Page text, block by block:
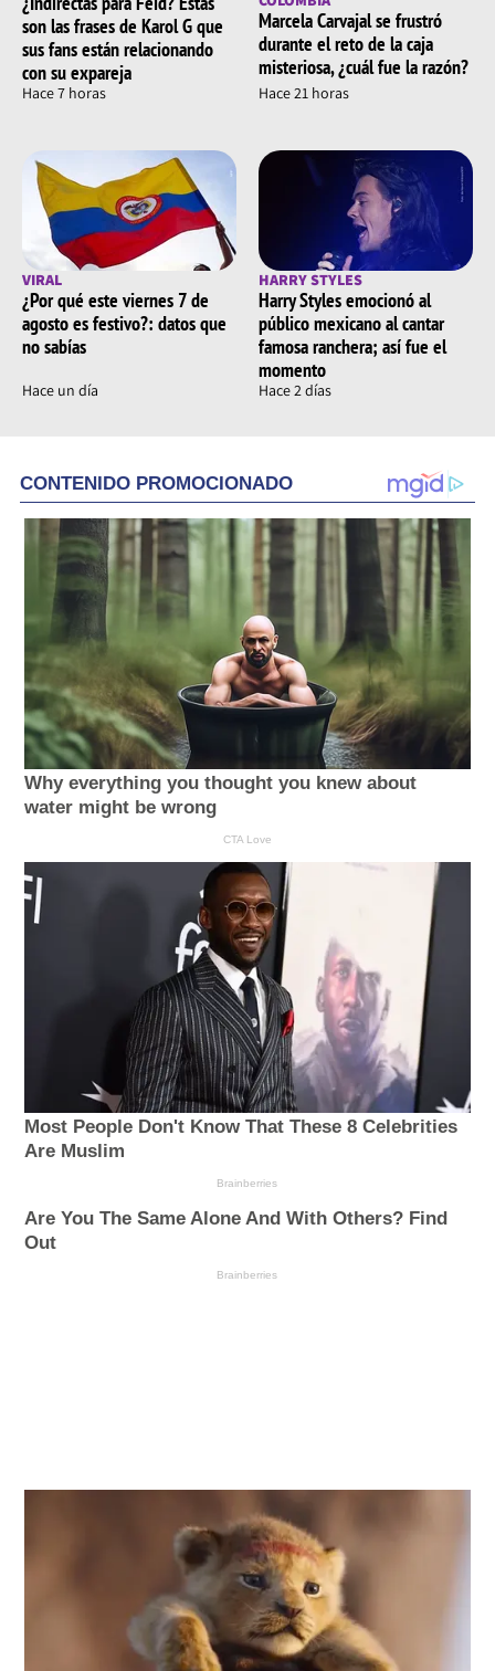
son las frases de Karol G que
sus fans están relacionando
con su expareja
Hace 7 horas
Marcela Carvajal se frustró
durante el reto de la caja
misteriosa, ¿cuál fue la razón?
Hace 21 horas
VIRAL
¿Por qué este viernes 7 de
agosto es festivo?: datos que
no sabías
Hace un día
HARRY STYLES
Harry Styles emocionó al
público mexicano al cantar
famosa ranchera; así fue el
momento
Hace 2 días